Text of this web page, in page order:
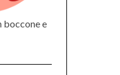
boccone e